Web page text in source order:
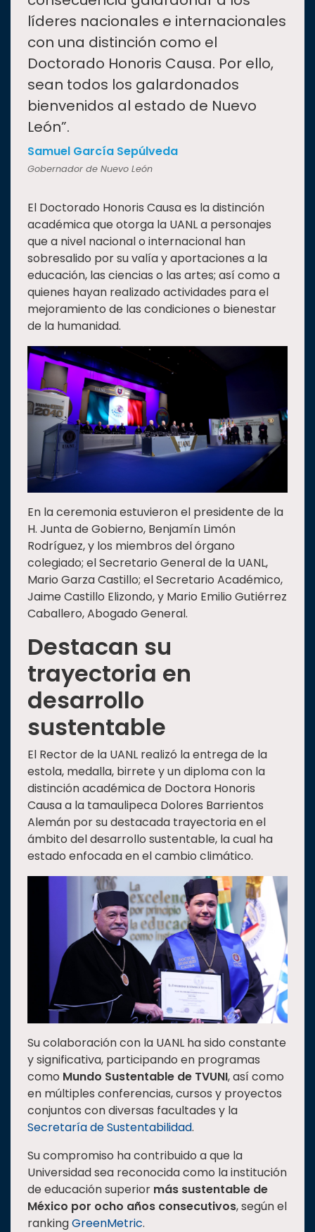
líderes nacionales e internacionales
con una distinción como el
Doctorado Honoris Causa. Por ello,
sean todos los galardonados
bienvenidos al estado de Nuevo
León”.
Samuel García Sepúlveda
Gobernador de Nuevo León
El Doctorado Honoris Causa es la distinción
académica que otorga la UANL a personajes
que a nivel nacional o internacional han
sobresalido por su valía y aportaciones a la
educación, las ciencias o las artes; así como a
quienes hayan realizado actividades para el
mejoramiento de las condiciones o bienestar
de la humanidad.
En la ceremonia estuvieron el presidente de la
H. Junta de Gobierno, Benjamín Limón
Rodríguez, y los miembros del órgano
colegiado; el Secretario General de la UANL,
Mario Garza Castillo; el Secretario Académico,
Jaime Castillo Elizondo, y Mario Emilio Gutiérrez
Caballero, Abogado General.
Destacan su
trayectoria en
desarrollo
sustentable
El Rector de la UANL realizó la entrega de la
estola, medalla, birrete y un diploma con la
distinción académica de Doctora Honoris
Causa a la tamaulipeca Dolores Barrientos
Alemán por su destacada trayectoria en el
ámbito del desarrollo sustentable, la cual ha
estado enfocada en el cambio climático.
Su colaboración con la UANL ha sido constante
y significativa, participando en programas
como Mundo Sustentable de TVUNI, así como
en múltiples conferencias, cursos y proyectos
conjuntos con diversas facultades y la
Secretaría de Sustentabilidad.
Su compromiso ha contribuido a que la
Universidad sea reconocida como la institución
de educación superior más sustentable de
México por ocho años consecutivos, según el
rankingGreenMetric.